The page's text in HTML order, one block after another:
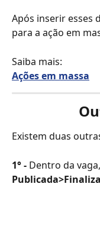
Após inserir esses
para a ação em
Saiba mais:
Ações em massa
Existem duas
1° - Dentro da